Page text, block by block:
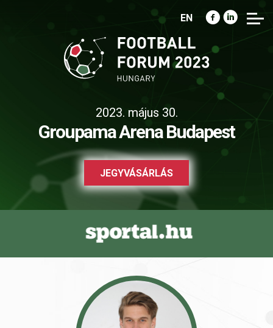
EN
2023. május 30.
Groupama Arena Budapest
JEGYVÁSÁRLÁS